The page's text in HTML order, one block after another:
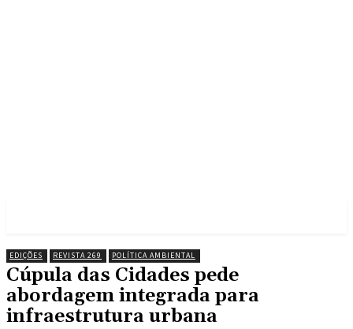
EDIÇÕES REVISTA 269 POLÍTICA AMBIENTAL
Cúpula das Cidades pede
abordagem integrada para
infraestrutura urbana